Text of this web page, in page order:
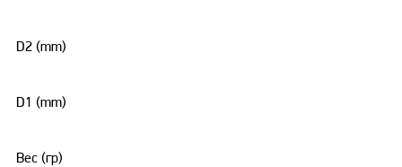
D2 (mm)
D1 (mm)
Вес (гр)